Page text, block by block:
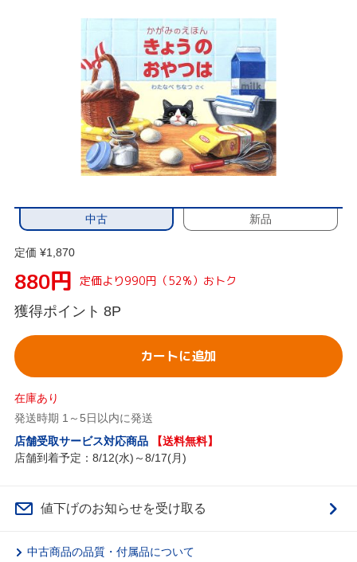
中古 新品
定価 ¥1,870
880円 定価より990円（52%）おトク
獲得ポイント 8P
カートに追加
在庫あり
発送時期 1～5日以内に発送
店舗受取サービス対応商品
【送料無料】
店舗到着予定：8/12(水)～8/17(月)
値下げのお知らせを受け取る
中古商品の品質・付属品について